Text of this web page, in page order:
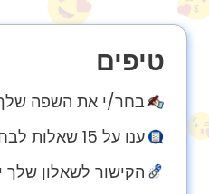
טיפים
בחר/י את השפה
ענו על 15 שאלות לבחירתכם
הקישור לשאלון שלך